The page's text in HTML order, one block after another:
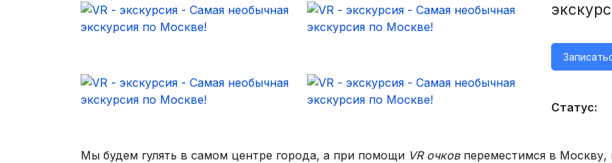
Статус:
Мы будем гулять в самом центре города, а при помощи VR очковпереместимся в Москву,